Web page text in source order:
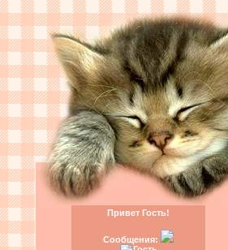
Привет Гость!
Сообщения: